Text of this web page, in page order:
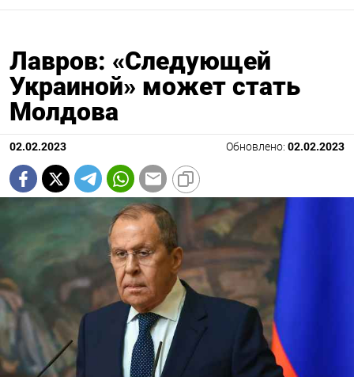
Лавров: «Следующей
Украиной» может стать
Молдова
02.02.2023 Обновлено: 02.02.2023